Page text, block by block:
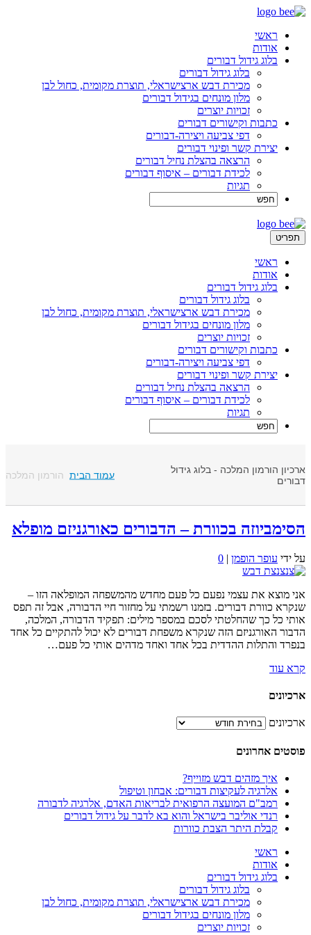
ראשי
אודות
בלוג גידול דבורים
בלוג גידול דבורים
מכירת דבש ארצישראלי, תוצרת מקומית, כחול לבן
מלון מונחים בגידול דבורים
זכויות יוצרים
כתבות וקישורים דבורים
דפי צביעה ויצירה-דבורים
יצירת קשר ופינוי דבורים
הרצאה בהצלת נחיל דבורים
לכידת דבורים – איסוף דבורים
תגיות
תפריט
ראשי
אודות
בלוג גידול דבורים
בלוג גידול דבורים
מכירת דבש ארצישראלי, תוצרת מקומית, כחול לבן
מלון מונחים בגידול דבורים
זכויות יוצרים
כתבות וקישורים דבורים
דפי צביעה ויצירה-דבורים
יצירת קשר ופינוי דבורים
הרצאה בהצלת נחיל דבורים
לכידת דבורים – איסוף דבורים
תגיות
הורמון המלכה - בלוג גידול
עמוד הבית הורמון המלכה
בכוורת – הדבורים כאורגניזם מופלא
ידיעופר הופמן|
0
מוצא את עצמי נפעם כל פעם מחדש מהמשפחה המופלאה הזו –
כוורת דבורים. בזמנו רשמתי על מחזור חיי הדבורה, אבל זה תפס
כל כך שהחלטתי לסכם במספר מילים: תפקיד הדבורה, המלכה,
האורגניזם הזה שנקרא משפחת דבורים לא יכול להתקיים כל אחד
והתלות ההדדית בכל אחד ואחד מדהים אותי כל פעם…
עוד
אחרונים
איך מזהים דבש מזוייף?
אלרגיה לעקיצות דבורים: אבחון וטיפול
רמב"ם המועצה הרפואית לבריאות האדם, אלרגיה לדבורה
רנדי אוליבר בישראל והוא בא לדבר על גידול דבורים
קבלת היתר הצבת כוורות
ראשי
אודות
בלוג גידול דבורים
בלוג גידול דבורים
מכירת דבש ארצישראלי, תוצרת מקומית, כחול לבן
מלון מונחים בגידול דבורים
זכויות יוצרים